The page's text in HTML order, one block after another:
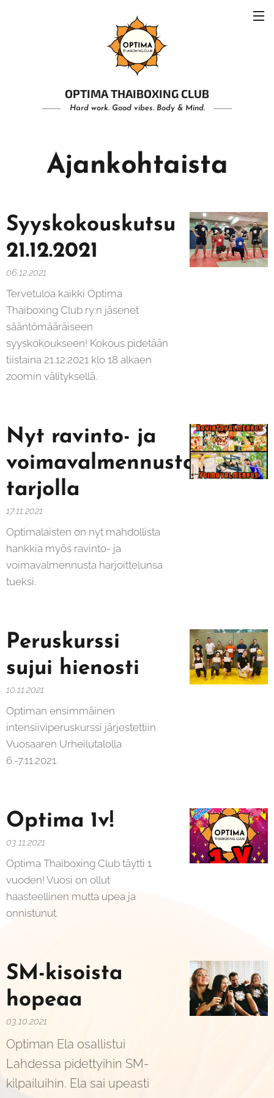
OPTIMA THAIBOXING CLUB
Hard work. Good vibes. Body & Mind.
Ajankohtaista
Syyskokouskutsu
21.12.2021
06.12.2021
Tervetuloa kaikki Optima
Thaiboxing Club ry:n jäsenet
sääntömääräiseen
syyskokoukseen! Kokous pidetään
tiistaina 21.12.2021 klo 18 alkaen
zoomin välityksellä.
Nyt ravinto- ja
voimavalmennusta
tarjolla
17.11.2021
Optimalaisten on nyt mahdollista
hankkia myös ravinto- ja
voimavalmennusta harjoittelunsa
tueksi.
Peruskurssi
sujui hienosti
10.11.2021
Optiman ensimmäinen
intensiiviperuskurssi järjestettiin
Vuosaaren Urheilutalolla
6.-7.11.2021.
Optima 1v!
03.11.2021
Optima Thaiboxing Club täytti 1
vuoden! Vuosi on ollut
haasteellinen mutta upea ja
onnistunut.
SM-kisoista
hopeaa
03.10.2021
Optiman Ela osallistui
Lahdessa pidettyihin SM-
kilpailuihin. Ela sai upeasti